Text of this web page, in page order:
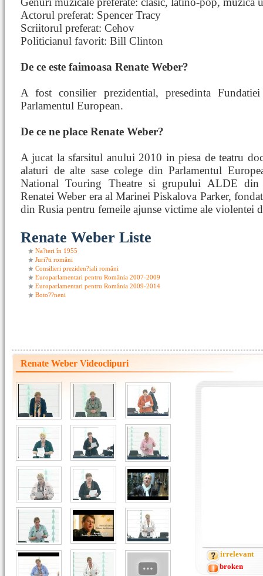
Actorul preferat: Spencer Tracy
Scriitorul preferat: Cehov
Politicianul favorit: Bill Clinton
De ce este faimoasa Renate Weber?
A fost consilier prezidential, presedinta
Parlamentul European.
De ce ne place Renate Weber?
A jucat la sfarsitul anului 2010 in piesa de teatru
alaturi de alte sase colege din Parlamentul
National Touring Theatre si grupului ALDE din
Renatei Weber era al Marinei Piskalova Parker,
din Rusia pentru femeile ajunse victime ale violentei
Renate Weber Liste
Na?teri în 1955
Juri?ti români
Consilieri preziden?iali români
Europarlamentari pentru România 2007-2009
Europarlamentari pentru România 2009-2014
Boto??neni
Renate Weber Videoclipuri
irrelevant
broken